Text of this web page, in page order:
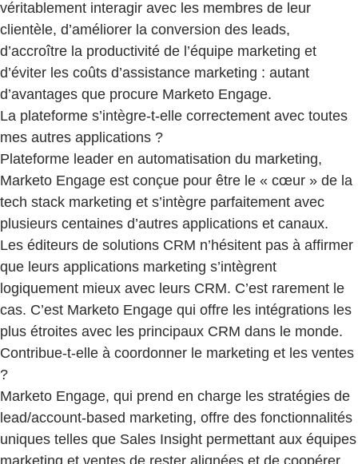
véritablement interagir avec les membres de leur
clientèle, d’améliorer la conversion des leads,
d’accroître la productivité de l’équipe marketing et
d’éviter les coûts d’assistance marketing : autant
d’avantages que procure Marketo Engage.
La plateforme s’intègre-t-elle correctement avec toutes
mes autres applications ?
Plateforme leader en automatisation du marketing,
Marketo Engage est conçue pour être le « cœur » de la
tech stack marketing et s’intègre parfaitement avec
plusieurs centaines d’autres applications et canaux.
Les éditeurs de solutions CRM n’hésitent pas à affirmer
que leurs applications marketing s’intègrent
logiquement mieux avec leurs CRM. C’est rarement le
cas. C’est Marketo Engage qui offre les intégrations les
plus étroites avec les principaux CRM dans le monde.
Contribue-t-elle à coordonner le marketing et les ventes
?
Marketo Engage, qui prend en charge les stratégies de
lead/account-based marketing, offre des fonctionnalités
uniques telles que Sales Insight permettant aux équipes